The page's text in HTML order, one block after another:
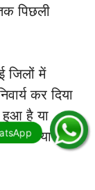
पिछली
जिलों में
कर दिया
हुआ है या
किया